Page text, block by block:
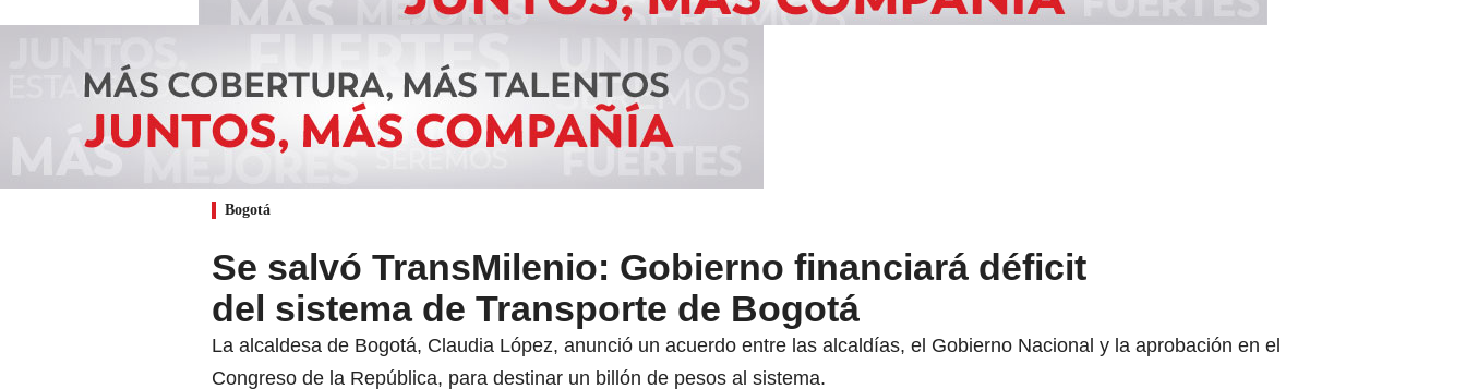
Bogotá
Se salvó TransMilenio: Gobierno financiará déficit
del sistema de Transporte de Bogotá
La alcaldesa de Bogotá, Claudia López, anunció un acuerdo entre las alcaldías, el Gobierno Nacional y la aprobación en el
Congreso de la República, para destinar un billón de pesos al sistema.